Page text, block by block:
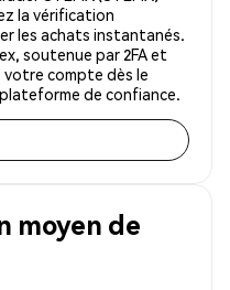
la vérification
les achats instantanés.
soutenue par 2FA et
compte dès le
de confiance.
moyen de